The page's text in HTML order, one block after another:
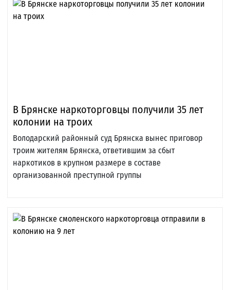
В Брянске наркоторговцы получили 35 лет
колонии на троих
Володарский районный суд Брянска вынес приговор
троим жителям Брянска, ответившим за сбыт
наркотиков в крупном размере в составе
организованной преступной группы